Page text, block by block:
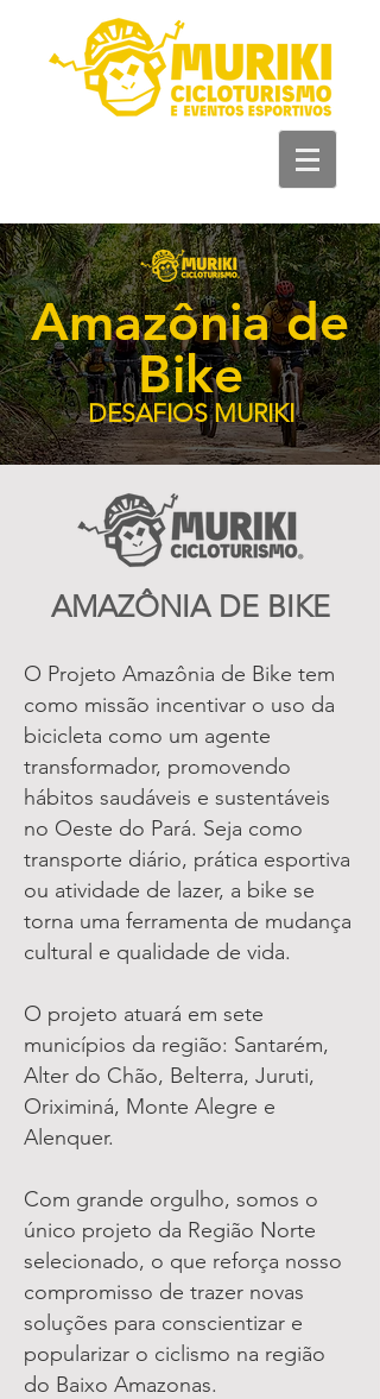
Amazônia de
Bike
DESAFIOS MURIKI
AMAZÔNIA DE BIKE
O Projeto Amazônia de Bike tem
como missão incentivar o uso da
bicicleta como um agente
transformador, promovendo
hábitos saudáveis e sustentáveis
no Oeste do Pará. Seja como
transporte diário, prática esportiva
ou atividade de lazer, a bike se
torna uma ferramenta de mudança
cultural e qualidade de vida.
O projeto atuará em sete
municípios da região: Santarém,
Alter do Chão, Belterra, Juruti,
Oriximiná, Monte Alegre e
Alenquer.
Com grande orgulho, somos o
único projeto da Região Norte
selecionado, o que reforça nosso
compromisso de trazer novas
soluções para conscientizar e
popularizar o ciclismo na região
do Baixo Amazonas.